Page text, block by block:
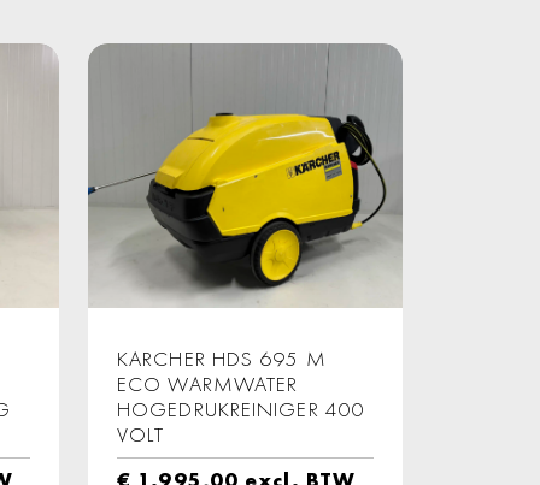
KARCHER HDS 695 M
ECO WARMWATER
HOGEDRUKREINIGER 400
VOLT